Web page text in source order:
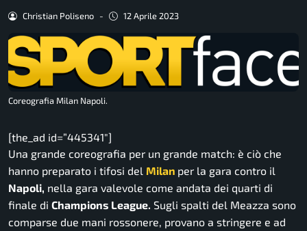
Christian Poliseno - 12 Aprile 2023
Coreografia Milan Napoli.
[the_ad id=”445341″]
Una grande coreografia per un grande match: è ciò che
hanno preparato i tifosi del Milan per la gara contro il
Napoli, nella gara valevole come andata dei quarti di
finale di Champions League. Sugli spalti del Meazza sono
comparse due mani rossonere, provano a stringere e ad